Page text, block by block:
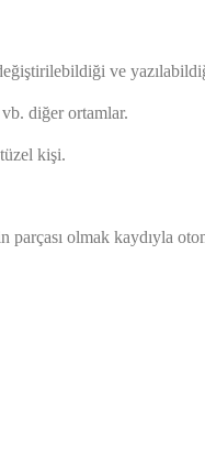
ve
vb. diğer ortamlar.
kişi.
parçası olmak kaydıyla